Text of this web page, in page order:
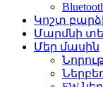
Կոշտ
Մարմնի
Մեր մասին